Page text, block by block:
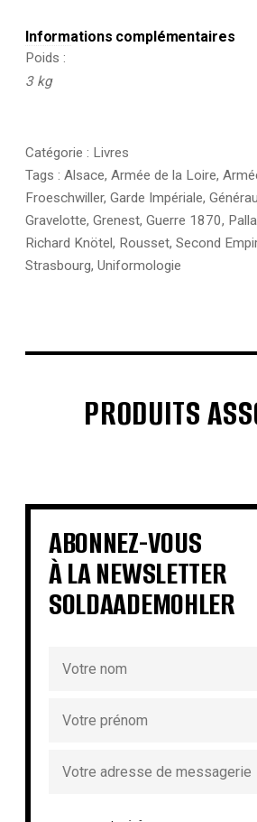
Informations complémentaires
Poids
3 kg
Catégorie : Livres
Tags : Alsace, Armée de la Loire,
Froeschwiller, Garde Impériale,
Gravelotte, Grenest, Guerre 1870,
Richard Knötel, Rousset, Second
Strasbourg, Uniformologie
PRODUITS
€
350,00€
€ €
€ €
ABONNEZ-VOUS
À LA NEWSLETTER
SOLDAADEMOHLER